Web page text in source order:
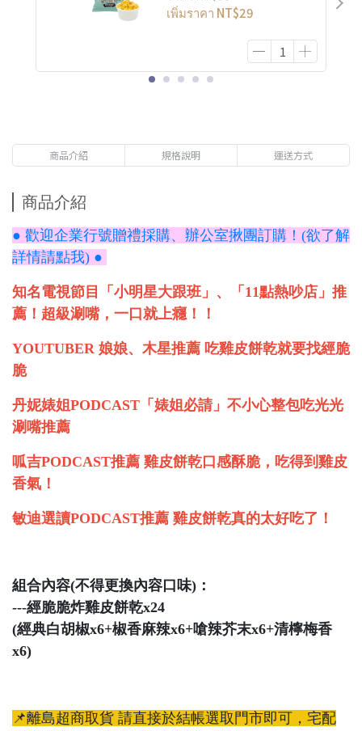
เพิ่มราคา NT$29
商品介紹 規格說明 運送方式
商品介紹
● 歡迎企業行號贈禮採購、辦公室揪團訂購！(欲了解
詳情請點我) ●
知名電視節目「小明星大跟班」、「11點熱吵店」推
薦！超級涮嘴，一口就上癮！！
YOUTUBER 娘娘、木星推薦 吃雞皮餅乾就要找經脆
脆
丹妮婊姐PODCAST「婊姐必請」不小心整包吃光光
涮嘴推薦
呱吉PODCAST推薦 雞皮餅乾口感酥脆，吃得到雞皮
香氣！
敏迪選讀PODCAST推薦 雞皮餅乾真的太好吃了！
組合內容(不得更換內容口味)：
---經脆脆炸雞皮餅乾x24
(經典白胡椒x6+椒香麻辣x6+嗆辣芥末x6+清檸梅香
x6)
📌離島超商取貨 請直接於結帳選取門市即可，宅配